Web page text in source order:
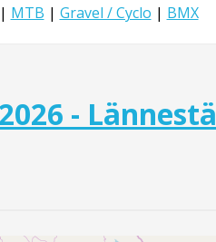
| MTB | Gravel / Cyclo | BMX
- Lännestä